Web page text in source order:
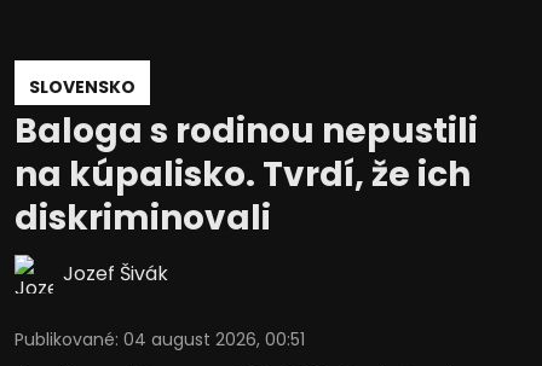
SLOVENSKO
Baloga s rodinou nepustili
na kúpalisko. Tvrdí, že ich
diskriminovali
Jozef Šivák
Publikované: 04 august 2026, 00:51